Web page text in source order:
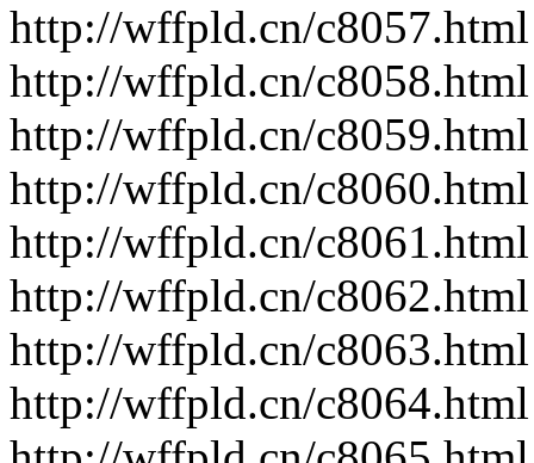
http://wffpld.cn/c8057.html
http://wffpld.cn/c8058.html
http://wffpld.cn/c8059.html
http://wffpld.cn/c8060.html
http://wffpld.cn/c8061.html
http://wffpld.cn/c8062.html
http://wffpld.cn/c8063.html
http://wffpld.cn/c8064.html